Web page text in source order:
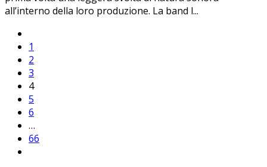
all’interno della loro produzione. La band l...
1
2
3
4
5
6
…
66